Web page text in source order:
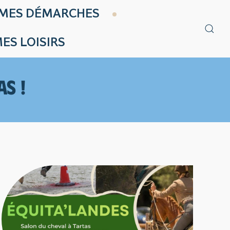
DÉMARCHES
LOISIRS
!